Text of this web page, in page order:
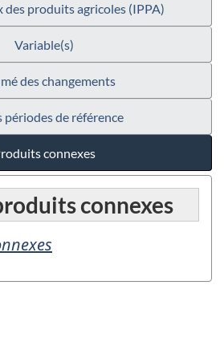
des produits agricoles (IPPA)
Variable(s)
des changements
périodes de référence
connexes
connexes